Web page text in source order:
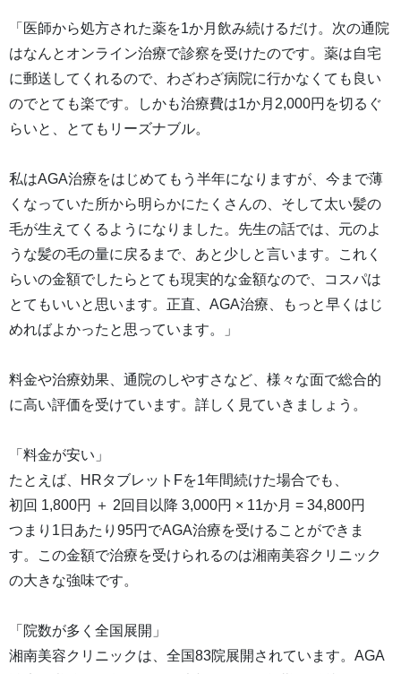
「医師から処方された薬を1か月飲み続けるだけ。次の通院
はなんとオンライン治療で診察を受けたのです。薬は自宅
に郵送してくれるので、わざわざ病院に行かなくても良い
のでとても楽です。しかも治療費は1か月2,000円を切るぐ
らいと、とてもリーズナブル。
私はAGA治療をはじめてもう半年になりますが、今まで薄
くなっていた所から明らかにたくさんの、そして太い髪の
毛が生えてくるようになりました。先生の話では、元のよ
うな髪の毛の量に戻るまで、あと少しと言います。これく
らいの金額でしたらとても現実的な金額なので、コスパは
とてもいいと思います。正直、AGA治療、もっと早くはじ
めればよかったと思っています。」
料金や治療効果、通院のしやすさなど、様々な面で総合的
に高い評価を受けています。詳しく見ていきましょう。
「料金が安い」
たとえば、HRタブレットFを1年間続けた場合でも、
初回 1,800円 ＋ 2回目以降 3,000円 × 11か月 = 34,800円
つまり1日あたり95円でAGA治療を受けることができま
す。この金額で治療を受けられるのは湘南美容クリニック
の大きな強味です。
「院数が多く全国展開」
湘南美容クリニックは、全国83院展開されています。AGA